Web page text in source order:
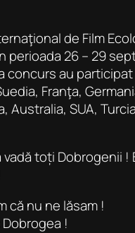
de Film
perioada 26 – 29
concurs au
Franţa,
Australia, SUA,
toți Dobrogenii !
că nu ne lăsam !
!